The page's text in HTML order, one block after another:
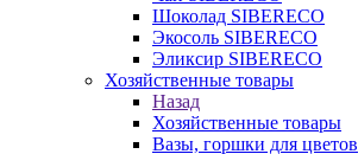
Шоколад SIBERECO
Экосоль SIBERECO
Эликсир SIBERECO
Хозяйственные товары
Назад
Хозяйственные товары
Вазы, горшки для цветов